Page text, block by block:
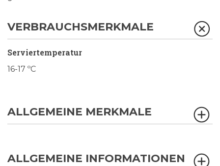
VERBRAUCHSMERKMALE
Serviertemperatur
16-17 ºC
ALLGEMEINE MERKMALE
ALLGEMEINE INFORMATIONEN